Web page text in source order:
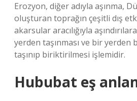
Erozyon, diğer adıyla aşınma,
oluşturan toprağın çeşitli dış
akarsular aracılığıyla
yerden taşınması ve bir yerden
taşınıp biriktirilmesi işlemidir.
Hububat eş